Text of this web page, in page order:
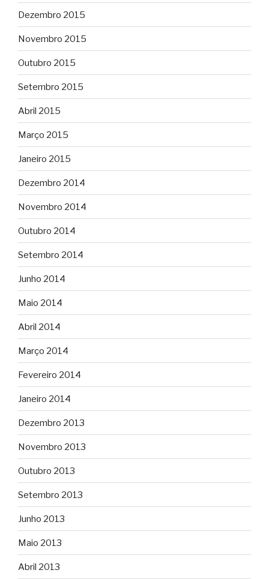
Dezembro 2015
Novembro 2015
Outubro 2015
Setembro 2015
Abril 2015
Março 2015
Janeiro 2015
Dezembro 2014
Novembro 2014
Outubro 2014
Setembro 2014
Junho 2014
Maio 2014
Abril 2014
Março 2014
Fevereiro 2014
Janeiro 2014
Dezembro 2013
Novembro 2013
Outubro 2013
Setembro 2013
Junho 2013
Maio 2013
Abril 2013